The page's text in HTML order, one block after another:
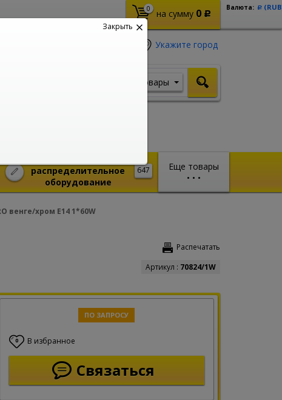
0 на сумму 0 Р
Валюта: Р
Укажите город
Товары
Еще товары
• • •
647
распределительное
оборудование
венге/хром E14 1*60W
Распечатать
Артикул : 70824/1W
ПО ЗАПРОСУ
0 В избранное
Связаться
Закрыть